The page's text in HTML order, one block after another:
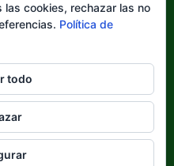
cookies, rechazar las no
Política de
todo